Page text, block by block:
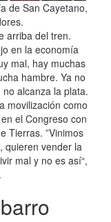
de San Cayetano,
arriba del tren.
en la economía
mal, hay muchas
hambre. Ya no
alcanza la plata.
movilización como
el Congreso con
Tierras. ”Vinimos
quieren vender la
mal y no es así“,